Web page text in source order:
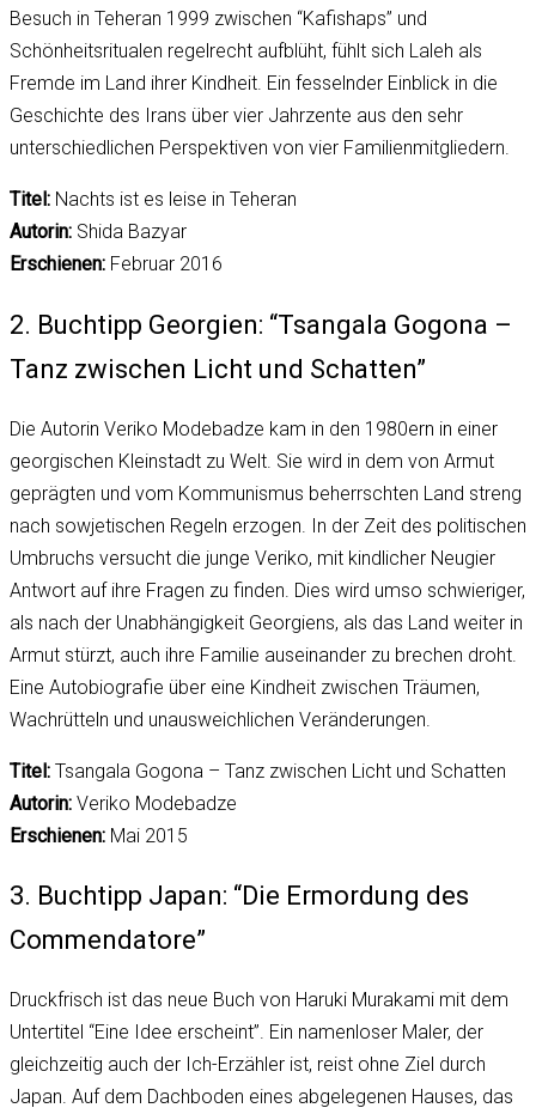
Besuch in Teheran 1999 zwischen “Kafishaps” und
Schönheitsritualen regelrecht aufblüht, fühlt sich Laleh als
Fremde im Land ihrer Kindheit. Ein fesselnder Einblick in die
Geschichte des Irans über vier Jahrzente aus den sehr
unterschiedlichen Perspektiven von vier Familienmitgliedern.
Titel: Nachts ist es leise in Teheran
Autorin: Shida Bazyar
Erschienen: Februar 2016
2. Buchtipp Georgien: “Tsangala Gogona –
Tanz zwischen Licht und Schatten”
Die Autorin Veriko Modebadze kam in den 1980ern in einer
georgischen Kleinstadt zu Welt. Sie wird in dem von Armut
geprägten und vom Kommunismus beherrschten Land streng
nach sowjetischen Regeln erzogen. In der Zeit des politischen
Umbruchs versucht die junge Veriko, mit kindlicher Neugier
Antwort auf ihre Fragen zu finden. Dies wird umso schwieriger,
als nach der Unabhängigkeit Georgiens, als das Land weiter in
Armut stürzt, auch ihre Familie auseinander zu brechen droht.
Eine Autobiografie über eine Kindheit zwischen Träumen,
Wachrütteln und unausweichlichen Veränderungen.
Titel: Tsangala Gogona – Tanz zwischen Licht und Schatten
Autorin: Veriko Modebadze
Erschienen: Mai 2015
3. Buchtipp Japan: “Die Ermordung des
Commendatore”
Druckfrisch ist das neue Buch von Haruki Murakami mit dem
Untertitel “Eine Idee erscheint”. Ein namenloser Maler, der
gleichzeitig auch der Ich-Erzähler ist, reist ohne Ziel durch
Japan. Auf dem Dachboden eines abgelegenen Hauses, das